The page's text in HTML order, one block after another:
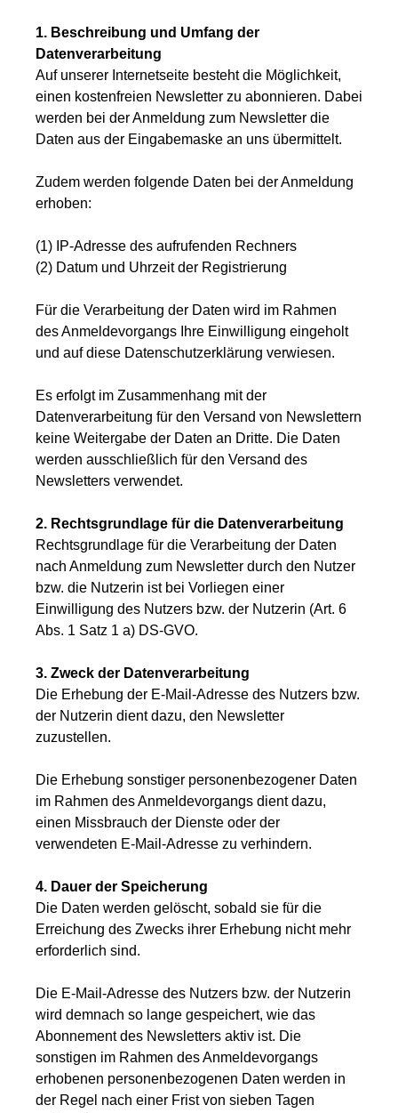
1. Beschreibung und Umfang der
Datenverarbeitung
Auf unserer Internetseite besteht die Möglichkeit,
einen kostenfreien Newsletter zu abonnieren. Dabei
werden bei der Anmeldung zum Newsletter die
Daten aus der Eingabemaske an uns übermittelt.
Zudem werden folgende Daten bei der Anmeldung
erhoben:
(1) IP-Adresse des aufrufenden Rechners
(2) Datum und Uhrzeit der Registrierung
Für die Verarbeitung der Daten wird im Rahmen
des Anmeldevorgangs Ihre Einwilligung eingeholt
und auf diese Datenschutzerklärung verwiesen.
Es erfolgt im Zusammenhang mit der
Datenverarbeitung für den Versand von Newslettern
keine Weitergabe der Daten an Dritte. Die Daten
werden ausschließlich für den Versand des
Newsletters verwendet.
2. Rechtsgrundlage für die Datenverarbeitung
Rechtsgrundlage für die Verarbeitung der Daten
nach Anmeldung zum Newsletter durch den Nutzer
bzw. die Nutzerin ist bei Vorliegen einer
Einwilligung des Nutzers bzw. der Nutzerin (Art. 6
Abs. 1 Satz 1 a) DS-GVO.
3. Zweck der Datenverarbeitung
Die Erhebung der E-Mail-Adresse des Nutzers bzw.
der Nutzerin dient dazu, den Newsletter
zuzustellen.
Die Erhebung sonstiger personenbezogener Daten
im Rahmen des Anmeldevorgangs dient dazu,
einen Missbrauch der Dienste oder der
verwendeten E-Mail-Adresse zu verhindern.
4. Dauer der Speicherung
Die Daten werden gelöscht, sobald sie für die
Erreichung des Zwecks ihrer Erhebung nicht mehr
erforderlich sind.
Die E-Mail-Adresse des Nutzers bzw. der Nutzerin
wird demnach so lange gespeichert, wie das
Abonnement des Newsletters aktiv ist. Die
sonstigen im Rahmen des Anmeldevorgangs
erhobenen personenbezogenen Daten werden in
der Regel nach einer Frist von sieben Tagen